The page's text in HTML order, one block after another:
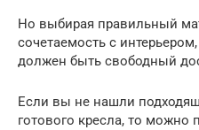
Но выбирая правильный
сочетаемость с
должен быть свободный
Если вы не нашли
готового кресла, то можно